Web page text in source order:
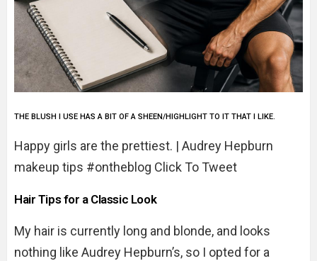
THE BLUSH I USE HAS A BIT OF A SHEEN/HIGHLIGHT TO IT THAT I LIKE.
Happy girls are the prettiest. | Audrey Hepburn
makeup tips #ontheblog Click To Tweet
Hair Tips for a Classic Look
My hair is currently long and blonde, and looks
nothing like Audrey Hepburn’s, so I opted for a